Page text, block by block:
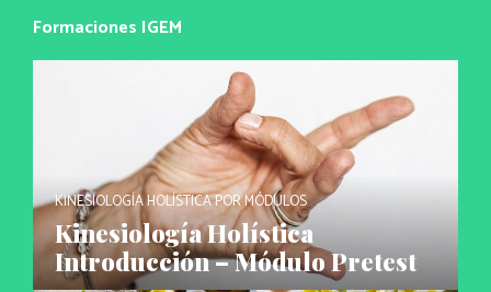
Formaciones IGEM
KINESIOLOGÍA HOLÍSTICA POR MÓDULOS
Kinesiología Holística
Introducción – Módulo Pretest